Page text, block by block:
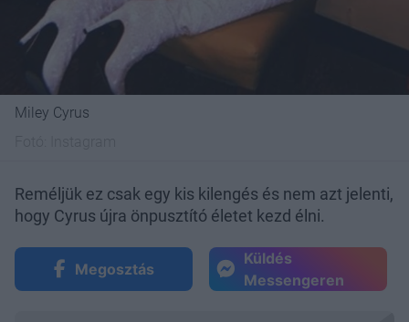
Miley Cyrus
Reméljük ez csak egy kis kilengés és nem azt jelenti,
hogy Cyrus újra önpusztító életet kezd élni.
Megosztás
Küldés
Messengeren